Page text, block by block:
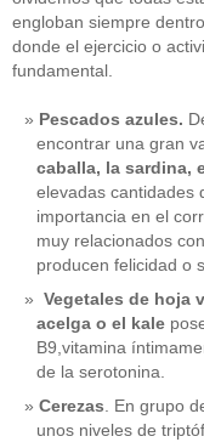
engloban siempre
donde el ejercicio o
fundamental.
Pescados azules.
encontrar una gran
caballa, la sardina,
elevadas cantidades
importancia en el
muy relacionados
producen felicidad o
Vegetales de hoja
acelga o el kale
B9,vitamina
de la serotonina.
Cerezas. En grupo
unos niveles de